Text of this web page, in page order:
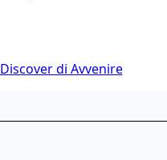
di Avvenire